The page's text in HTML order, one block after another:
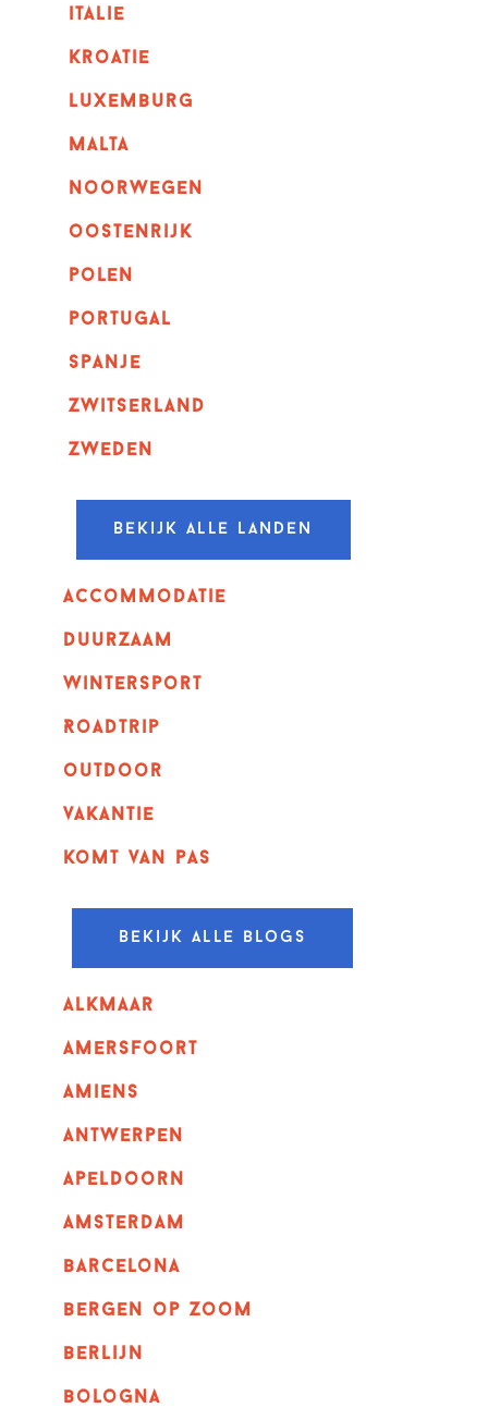
italie
kroatie
luxemburg
malta
noorwegen
oostenrijk
polen
portugal
spanje
zwitserland
zweden
Bekijk alle landen
Accommodatie
Duurzaam
wintersport
Roadtrip
outdoor
vakantie
komt van pas
Bekijk alle blogs
alkmaar
amersfoort
amiens
Antwerpen
apeldoorn
Amsterdam
barcelona
bergen op zoom
berlijn
bologna